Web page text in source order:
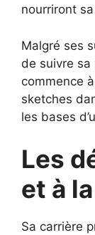
nourriront
Malgré ses
de suivre sa
commence
sketches
les bases
Les
et à
Sa carrière